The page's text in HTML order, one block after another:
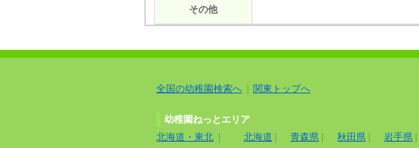
その他
全国の幼稚園検索へ 関東トップへ
幼稚園ねっとエリア
北海道・東北
北海道 青森県 秋田県 岩手県